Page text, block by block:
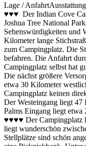
Lage / Anfahrt
♥♥♥ Der Indian Cove
Joshua Tree National
Sehenswürdigkeiten und
Kilometer lange
zum Campingplatz. Die
befahren. Die Anfahrt
Campingplatz selbst hat
Die nächst größere
etwa 30 Kilometer
Campingplatz keinen
Der Westeingang liegt
Palms Eingang liegt etwa
♥♥♥♥ Der Campingplatz
liegt wunderschön
Stellplätze sind schön